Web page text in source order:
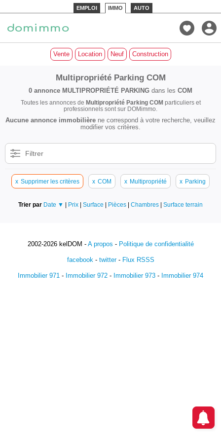
EMPLOI IMMO AUTO
Vente Location Neuf Construction
Multipropriété Parking COM
0 annonce MULTIPROPRIÉTÉ PARKING dans les COM
Toutes les annonces de Multipropriété Parking COMparticuliers et
professionnels sont sur DOMimmo.
Aucune annonce immobilière ne correspond à votre recherche, veuillez
modifier vos critères.
Filtrer
x Supprimer les critères x COM x Multipropriété x Parking
Trier par Date ▼ | Prix | Surface | Pièces | Chambres | Surface terrain
2002-2026 kelDOM - A propos - Politique de confidentialité
facebook- twitter- Flux RSSS
Immobilier 971 - Immobilier 972 - Immobilier 973 - Immobilier 974